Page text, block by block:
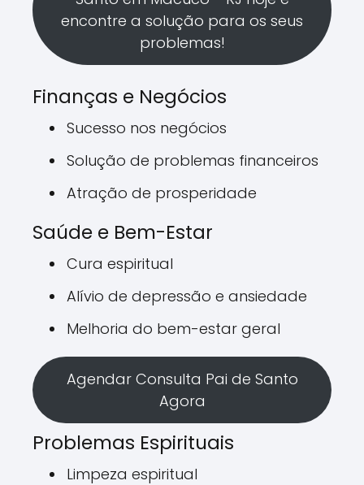
encontre a solução para os seus
problemas!
Finanças e Negócios
Sucesso nos negócios
Solução de problemas financeiros
Atração de prosperidade
Saúde e Bem-Estar
Cura espiritual
Alívio de depressão e ansiedade
Melhoria do bem-estar geral
Agendar Consulta Pai de Santo
Agora
Problemas Espirituais
Limpeza espiritual